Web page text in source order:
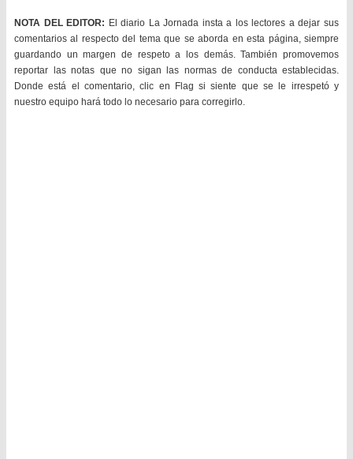
NOTA DEL EDITOR: El diario La Jornada insta a los lectores a dejar sus
comentarios al respecto del tema que se aborda en esta página, siempre
guardando un margen de respeto a los demás. También promovemos
reportar las notas que no sigan las normas de conducta establecidas.
Donde está el comentario, clic en Flag si siente que se le irrespetó y
nuestro equipo hará todo lo necesario para corregirlo.